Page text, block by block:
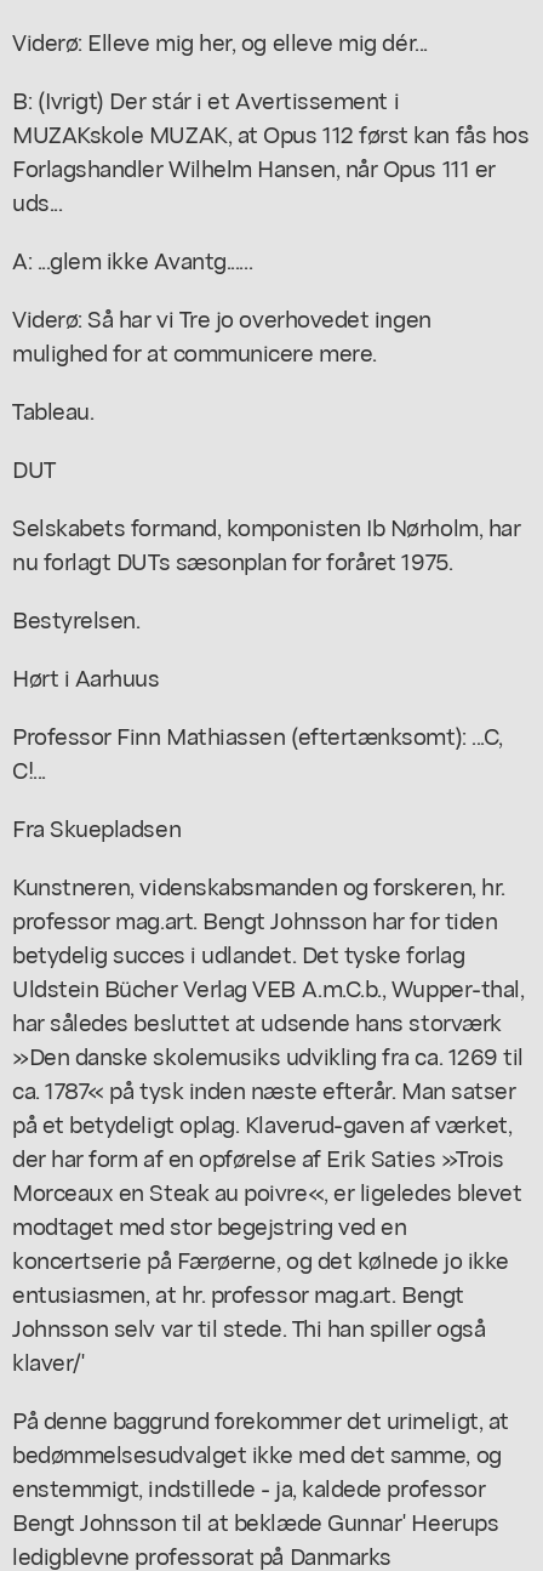
Viderø: Elleve mig her, og elleve mig dér...
B: (Ivrigt) Der stár i et Avertissement i
MUZAKskole MUZAK, at Opus 112 først kan fås hos
Forlagshandler Wilhelm Hansen, når Opus 111 er
uds...
A: ...glem ikke Avantg......
Viderø: Så har vi Tre jo overhovedet ingen
mulighed for at communicere mere.
Tableau.
DUT
Selskabets formand, komponisten Ib Nørholm, har
nu forlagt DUTs sæsonplan for foråret 1975.
Bestyrelsen.
Hørt i Aarhuus
Professor Finn Mathiassen (eftertænksomt): ...C,
C!...
Fra Skuepladsen
Kunstneren, videnskabsmanden og forskeren, hr.
professor mag.art. Bengt Johnsson har for tiden
betydelig succes i udlandet. Det tyske forlag
Uldstein Bücher Verlag VEB A.m.C.b., Wupper-thal,
har således besluttet at udsende hans storværk
»Den danske skolemusiks udvikling fra ca. 1269 til
ca. 1787« på tysk inden næste efterår. Man satser
på et betydeligt oplag. Klaverud-gaven af værket,
der har form af en opførelse af Erik Saties »Trois
Morceaux en Steak au poivre«, er ligeledes blevet
modtaget med stor begejstring ved en
koncertserie på Færøerne, og det kølnede jo ikke
entusiasmen, at hr. professor mag.art. Bengt
Johnsson selv var til stede. Thi han spiller også
klaver/'
På denne baggrund forekommer det urimeligt, at
bedømmelsesudvalget ikke med det samme, og
enstemmigt, indstillede - ja, kaldede professor
Bengt Johnsson til at beklæde Gunnar' Heerups
ledigblevne professorat på Danmarks